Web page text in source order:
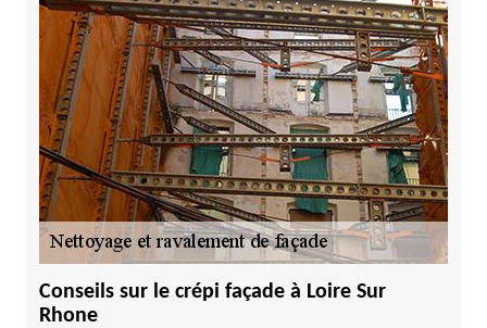
Conseils sur le crépi façade à Loire Sur
Rhone